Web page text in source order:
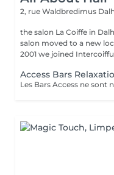
2, rue Waldbredimus
the salon La Coiffe in
salon moved to a new
2001 we joined
Access Bars